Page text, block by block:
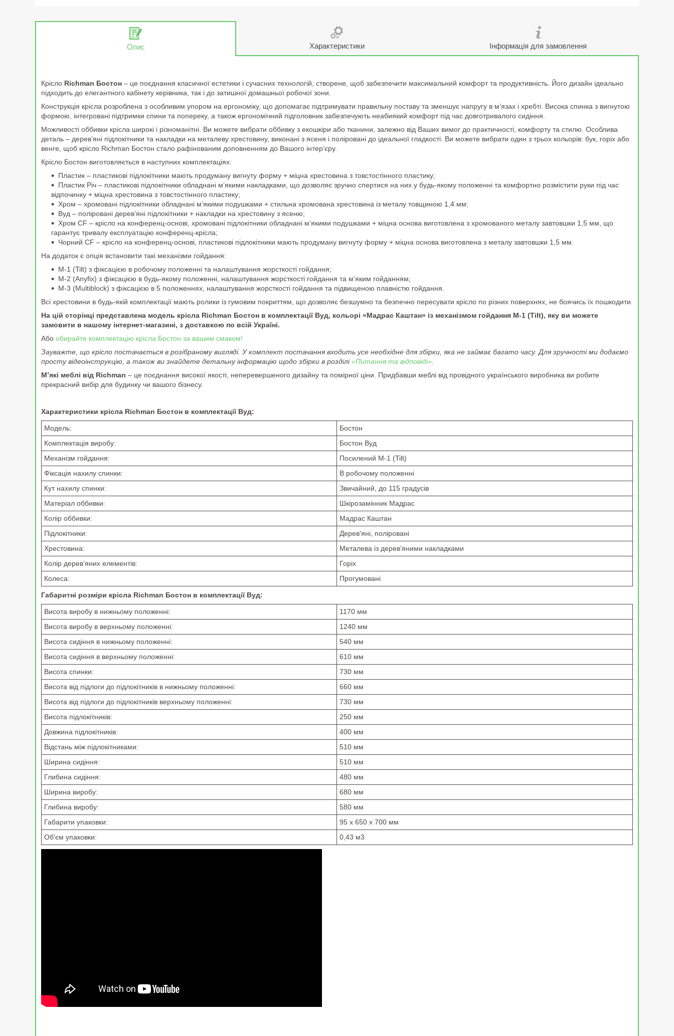
Опис Характеристики Інформація для замовлення
Крісло Richman Бостон – це поєднання класичної естетики і сучасних технологій, створене, щоб забезпечити максимальний комфорт та продуктивність. Його дизайн ідеально
підходить до елегантного кабінету керівника, так і до затишної домашньої робочої зони.
Конструкція крісла розроблена з особливим упором на ергономіку, що допомагає підтримувати правильну поставу та зменшує напругу в м’язах і хребті. Висока спинка з вигнутою
формою, інтегровані підтримки спини та попереку, а також ергономічний підголовник забезпечують неабиякий комфорт під час довготривалого сидіння.
Можливості оббивки крісла широкі і різноманітні. Ви можете вибрати оббивку з екошкіри або тканини, залежно від Ваших вимог до практичності, комфорту та стилю. Особлива
деталь – дерев’яні підлокітники та накладки на металеву хрестовину, виконані з ясеня і поліровані до ідеальної гладкості. Ви можете вибрати один з трьох кольорів: бук, горіх або
венге, щоб крісло Richman Бостон стало рафінованим доповненням до Вашого інтер’єру.
Крісло Бостон виготовляється в наступних комплектаціях:
Пластик – пластикові підлокітники мають продуману вигнуту форму + міцна хрестовина з товстостінного пластику;
Пластик Річ – пластикові підлокітники обладнані м’якими накладками, що дозволяє зручно спертися на них у будь-якому положенні та комфортно розмістити руки під час
відпочинку + міцна хрестовина з товстостінного пластику;
Хром – хромовані підлокітники обладнані м’якими подушками + стильна хромована хрестовина із металу товщиною 1,4 мм;
Вуд – поліровані дерев’яні підлокітники + накладки на хрестовину з ясеню;
Хром CF – крісло на конференц-основі, хромовані підлокітники обладнані м’якими подушками + міцна основа виготовлена з хромованого металу завтовшки 1,5 мм, що
гарантує тривалу експлуатацію конференц-крісла;
Чорний CF – крісло на конференц-основі, пластикові підлокітники мають продуману вигнуту форму + міцна основа виготовлена з металу завтовшки 1,5 мм.
На додаток є опція встановити такі механізми гойдання:
M-1 (Tilt) з фіксацією в робочому положенні та налаштування жорсткості гойдання;
M-2 (Anyfix) з фіксацією в будь-якому положенні, налаштування жорсткості гойдання та м’яким гойданням;
M-3 (Multiblock) з фіксацією в 5 положеннях, налаштування жорсткості гойдання та підвищеною плавністю гойдання.
Всі хрестовини в будь-якій комплектації мають ролики із гумовим покриттям, що дозволяє безшумно та безпечно пересувати крісло по різних поверхнях, не боячись їх пошкодити.
На цій сторінці представлена модель крісла Richman Бостон в комплектації Вуд, кольорі «Мадрас Каштан» із механізмом гойдання M-1 (Tilt), яку ви можете
замовити в нашому інтернет-магазині, з доставкою по всій Україні.
Або обирайте комплектацію крісла Бостон за вашим смаком!
Зауважте, що крісло постачається в розібраному вигляді. У комплект постачання входить усе необхідне для збірки, яка не займає багато часу. Для зручності ми додаємо
просту відеоінструкцію, а також ви знайдете детальну інформацію щодо збірки в розділі«Питання та відповіді».
М’які меблі від Richman – це поєднання високої якості, неперевершеного дизайну та помірної ціни. Придбавши меблі від провідного українського виробника ви робите
прекрасний вибір для будинку чи вашого бізнесу.
Характеристики крісла Richman Бостон в комплектації Вуд:
Модель:
Бостон
Комплектація виробу:
Бостон Вуд
Механізм гойдання:
Посилений M-1 (Tilt)
Фіксація нахилу спинки:
В робочому положенні
Кут нахилу спинки:
Звичайний, до 115 градусів
Матеріал оббивки:
Шкірозамінник Мадрас
Колір оббивки:
Мадрас Каштан
Підлокітники:
Дерев’яні, поліровані
Хрестовина:
Металева із дерев’яними накладками
Колір дерев’яних елементів:
Горіх
Колеса:
Прогумовані
Габаритні розміри крісла Richman Бостон в комплектації Вуд:
Висота виробу в нижньому положенні:
1170 мм
Висота виробу в верхньому положенні:
1240 мм
Висота сидіння в нижньому положенні:
540 мм
Висота сидіння в верхньому положенні:
610 мм
Висота спинки:
730 мм
Висота від підлоги до підлокітників в нижньому положенні:
660 мм
Висота від підлоги до підлокітників верхньому положенні:
730 мм
Висота підлокітників:
250 мм
Довжина підлокітників:
400 мм
Відстань між підлокітниками:
510 мм
Ширина сидіння:
510 мм
Глибина сидіння:
480 мм
Ширина виробу:
680 мм
Глибина виробу:
580 мм
Габарити упаковки:
95 x 650 x 700 мм
Об'єм упаковки:
0,43 м3